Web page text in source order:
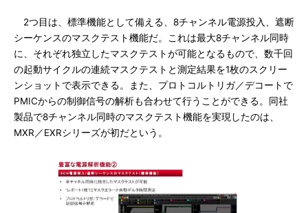
2つ目は、標準機能として備える、8チャンネル電源投入、遮断
シーケンスのマスクテスト機能だ。これは最大8チャンネル同時
に、それぞれ独立したマスクテストが可能となるもので、数千回
の起動サイクルの連続マスクテストと測定結果を1枚のスクリー
ンショットで表示できる。また、プロトコルトリガ／デコートで
PMICからの制御信号の解析も合わせて行うことができる。同社
製品で8チャンネル同時のマスクテスト機能を実現したのは、
MXR／EXRシリーズが初だという。